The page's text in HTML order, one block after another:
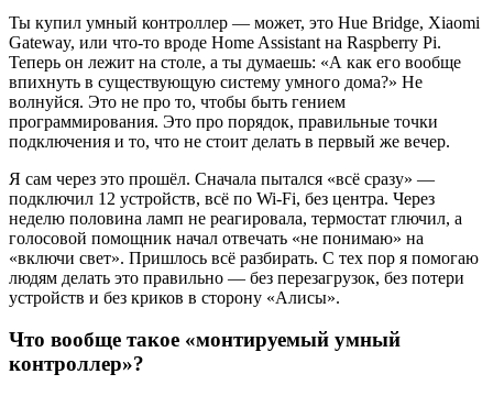
Ты купил умный контроллер — может, это Hue Bridge, Xiaomi
Gateway, или что-то вроде Home Assistant на Raspberry Pi.
Теперь он лежит на столе, а ты думаешь: «А как его вообще
впихнуть в существующую систему умного дома?» Не
волнуйся. Это не про то, чтобы быть гением
программирования. Это про порядок, правильные точки
подключения и то, что не стоит делать в первый же вечер.
Я сам через это прошёл. Сначала пытался «всё сразу» —
подключил 12 устройств, всё по Wi-Fi, без центра. Через
неделю половина ламп не реагировала, термостат глючил, а
голосовой помощник начал отвечать «не понимаю» на
«включи свет». Пришлось всё разбирать. С тех пор я помогаю
людям делать это правильно — без перезагрузок, без потери
устройств и без криков в сторону «Алисы».
Что вообще такое «монтируемый умный
контроллер»?